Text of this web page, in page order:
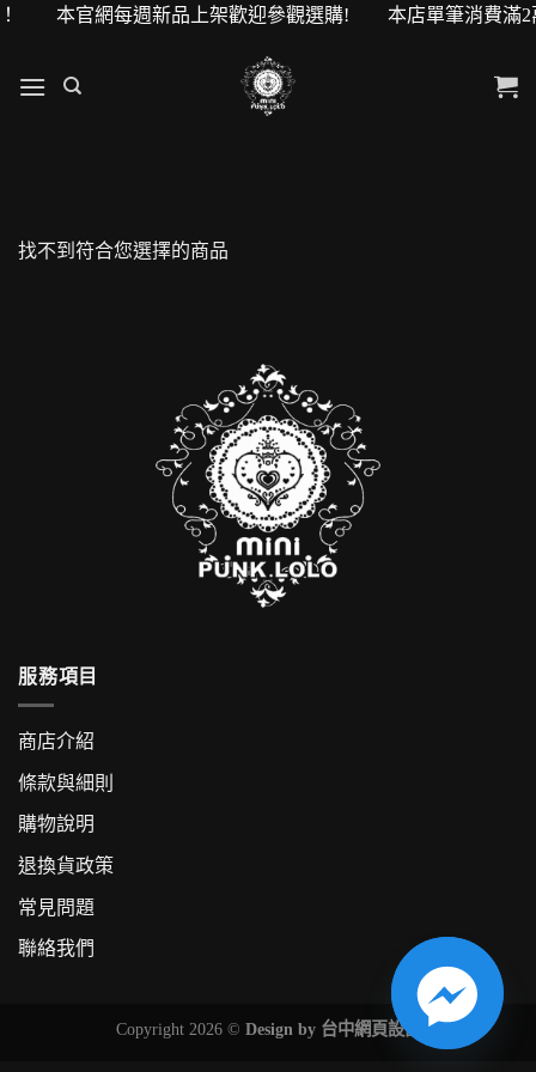
！ 本官網每週新品上架歡迎參觀選購! 本店單筆消費滿
找不到符合您選擇的商品
服務項目
商店介紹
條款與細則
購物說明
退換貨政策
常見問題
聯絡我們
Copyright 2026 © Design by 台中網頁設計